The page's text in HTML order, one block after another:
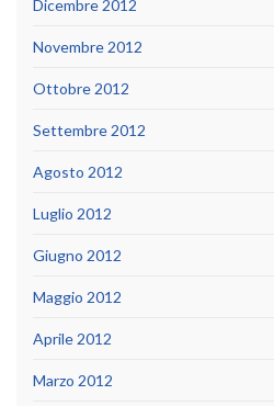
Dicembre 2012
Novembre 2012
Ottobre 2012
Settembre 2012
Agosto 2012
Luglio 2012
Giugno 2012
Maggio 2012
Aprile 2012
Marzo 2012